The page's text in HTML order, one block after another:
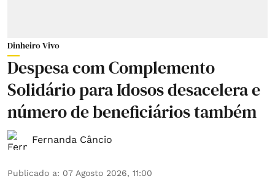
Dinheiro Vivo
Despesa com Complemento
Solidário para Idosos desacelera e
número de beneficiários também
Fernanda Câncio
Publicado a: 07 Agosto 2026, 11:00